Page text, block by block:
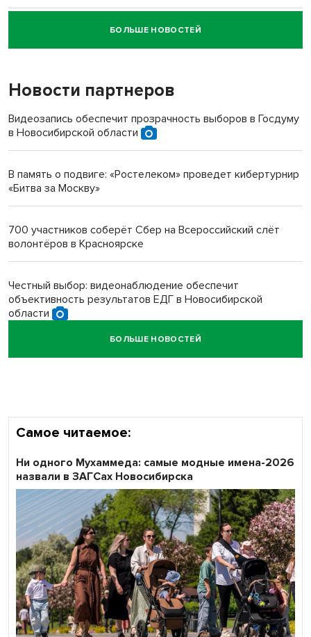
Новосибирский суд наказал водителя за смерть
пенсионерки на вокзале
«Мы живём на пастбище!»: в новосибирском селе лошади
терроризируют жителей
Инвалид получил условный срок за избиение врачей
БОЛЬШЕ НОВОСТЕЙ
Новости партнеров
Видеозапись обеспечит прозрачность выборов в Госдуму
в Новосибирской области
В память о подвиге: «Ростелеком» проведет кибертурнир
«Битва за Москву»
700 участников соберёт Сбер на Всероссийский слёт
волонтёров в Красноярске
Честный выбор: видеонаблюдение обеспечит
объективность результатов ЕДГ в Новосибирской
области
Кибертанки пошли в бой: «Ростелеком» объявляет
БОЛЬШЕ НОВОСТЕЙ
Самое читаемое:
Ни одного Мухаммеда: самые модные имена-2026
назвали в ЗАГСах Новосибирска